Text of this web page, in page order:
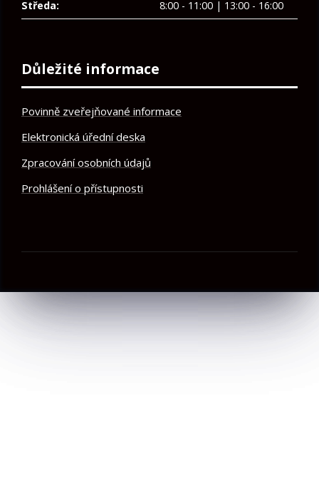
Středa:
8:00 - 11:00 | 13:00 - 16:00
Důležité informace
Povinně zveřejňované informace
Elektronická úřední deska
Zpracování osobních údajů
Prohlášení o přístupnosti